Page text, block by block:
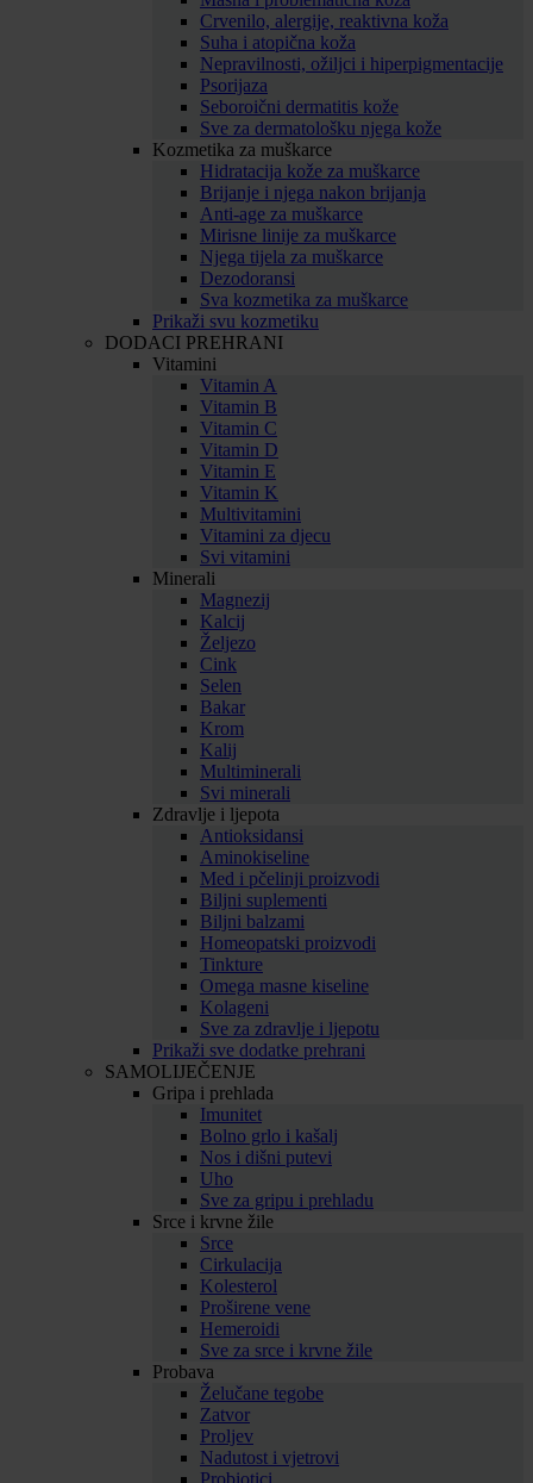
Crvenilo, alergije, reaktivna koža
Suha i atopična koža
Nepravilnosti, ožiljci i hiperpigmentacije
Psorijaza
Seboroični dermatitis kože
Sve za dermatološku njega kože
Kozmetika za muškarce
Hidratacija kože za muškarce
Brijanje i njega nakon brijanja
Anti-age za muškarce
Mirisne linije za muškarce
Njega tijela za muškarce
Dezodoransi
Sva kozmetika za muškarce
Prikaži svu kozmetiku
DODACI PREHRANI
Vitamini
Vitamin A
Vitamin B
Vitamin C
Vitamin D
Vitamin E
Vitamin K
Multivitamini
Vitamini za djecu
Svi vitamini
Minerali
Magnezij
Kalcij
Željezo
Cink
Selen
Bakar
Krom
Kalij
Multiminerali
Svi minerali
Zdravlje i ljepota
Antioksidansi
Aminokiseline
Med i pčelinji proizvodi
Biljni suplementi
Biljni balzami
Homeopatski proizvodi
Tinkture
Omega masne kiseline
Kolageni
Sve za zdravlje i ljepotu
Prikaži sve dodatke prehrani
SAMOLIJEČENJE
Gripa i prehlada
Imunitet
Bolno grlo i kašalj
Nos i dišni putevi
Uho
Sve za gripu i prehladu
Srce i krvne žile
Srce
Cirkulacija
Kolesterol
Proširene vene
Hemeroidi
Sve za srce i krvne žile
Probava
Želučane tegobe
Zatvor
Proljev
Nadutost i vjetrovi
Probiotici